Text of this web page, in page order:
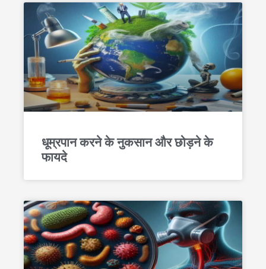
धूम्रपान करने के नुकसान और छोड़ने के
फायदे